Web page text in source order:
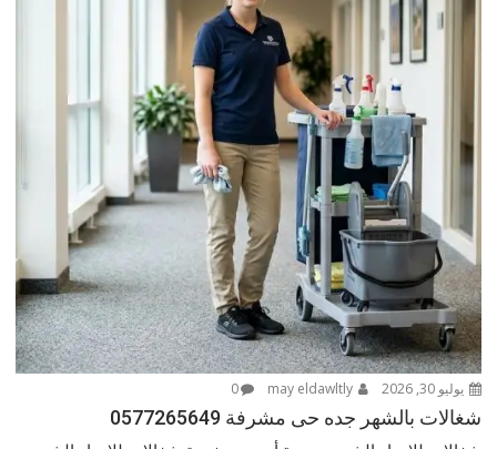
يوليو 30, 2026 may eldawltly
0
شغالات بالشهر جده حى مشرفة 0577265649